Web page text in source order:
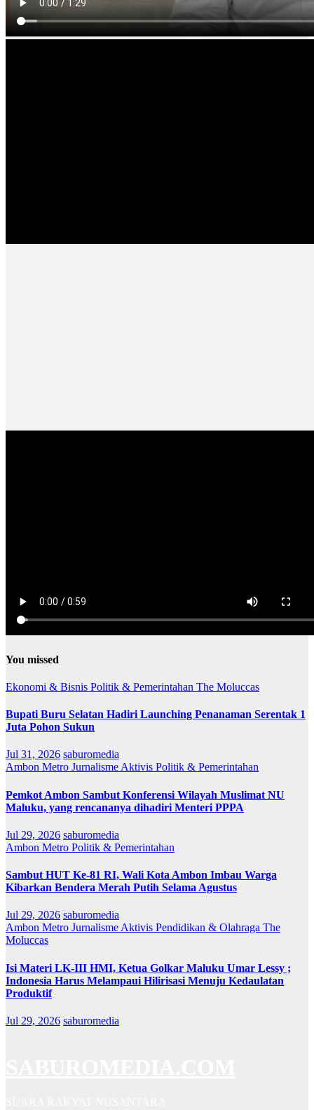
You missed
Ekonomi & Bisnis Politik & Pemerintahan The Moluccas
Bupati Buru Selatan Hadiri Launching Penanaman Serentak 1
Juta Pohon Sukun
Jul 31, 2026 saburomedia
Ambon Metro Jurnalisme Aktivis Politik & Pemerintahan
Pemkot Ambon Sambut Konferensi Wilayah Muslimat NU
Maluku, yang rencananya dihadiri Menteri PPPA
Jul 29, 2026 saburomedia
Ambon Metro Politik & Pemerintahan
Sambut HUT Ke-81 RI, Wali Kota Ambon Imbau Warga
Kibarkan Bendera Merah Putih Selama Agustus
Jul 29, 2026 saburomedia
Ambon Metro Jurnalisme Aktivis Pendidikan & Olahraga The
Moluccas
Isi Materi LK-III HMI, Ketua Golkar Maluku Umar Lessy ;
Indonesia Harus Melampaui Hilirisasi Menuju Kedaulatan
Produktif
Jul 29, 2026 saburomedia